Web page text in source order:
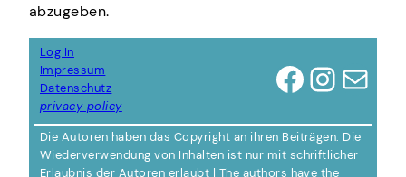
abzugeben.
Log In
Impressum
Datenschutz
privacy policy
Facebook InstagramE-Mail
Die Autoren haben das Copyright an ihren Beiträgen. Die
Wiederverwendung von Inhalten ist nur mit schriftlicher
Erlaubnis der Autoren erlaubt | The authors have the